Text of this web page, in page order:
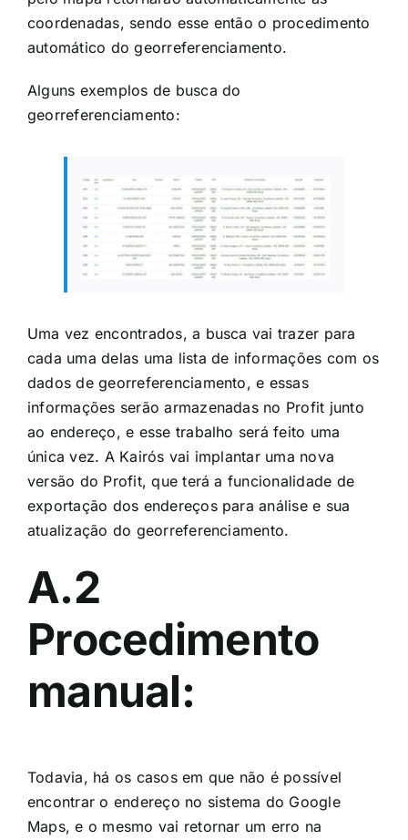
coordenadas, sendo esse então o procedimento
automático do georreferenciamento.
Alguns exemplos de busca do
georreferenciamento:
Uma vez encontrados, a busca vai trazer para
cada uma delas uma lista de informações com os
dados de georreferenciamento, e essas
informações serão armazenadas no Profit junto
ao endereço, e esse trabalho será feito uma
única vez. A Kairós vai implantar uma nova
versão do Profit, que terá a funcionalidade de
exportação dos endereços para análise e sua
atualização do georreferenciamento.
A.2
Procedimento
manual:
Todavia, há os casos em que não é possível
encontrar o endereço no sistema do Google
Maps, e o mesmo vai retornar um erro na